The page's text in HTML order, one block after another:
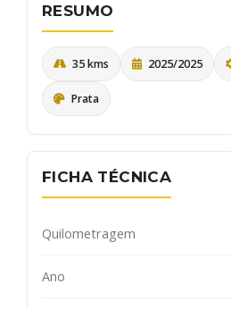
RESUMO
35 kms 2025/2025
Prata
FICHA TÉCNICA
Quilometragem
Ano
Receber informativos